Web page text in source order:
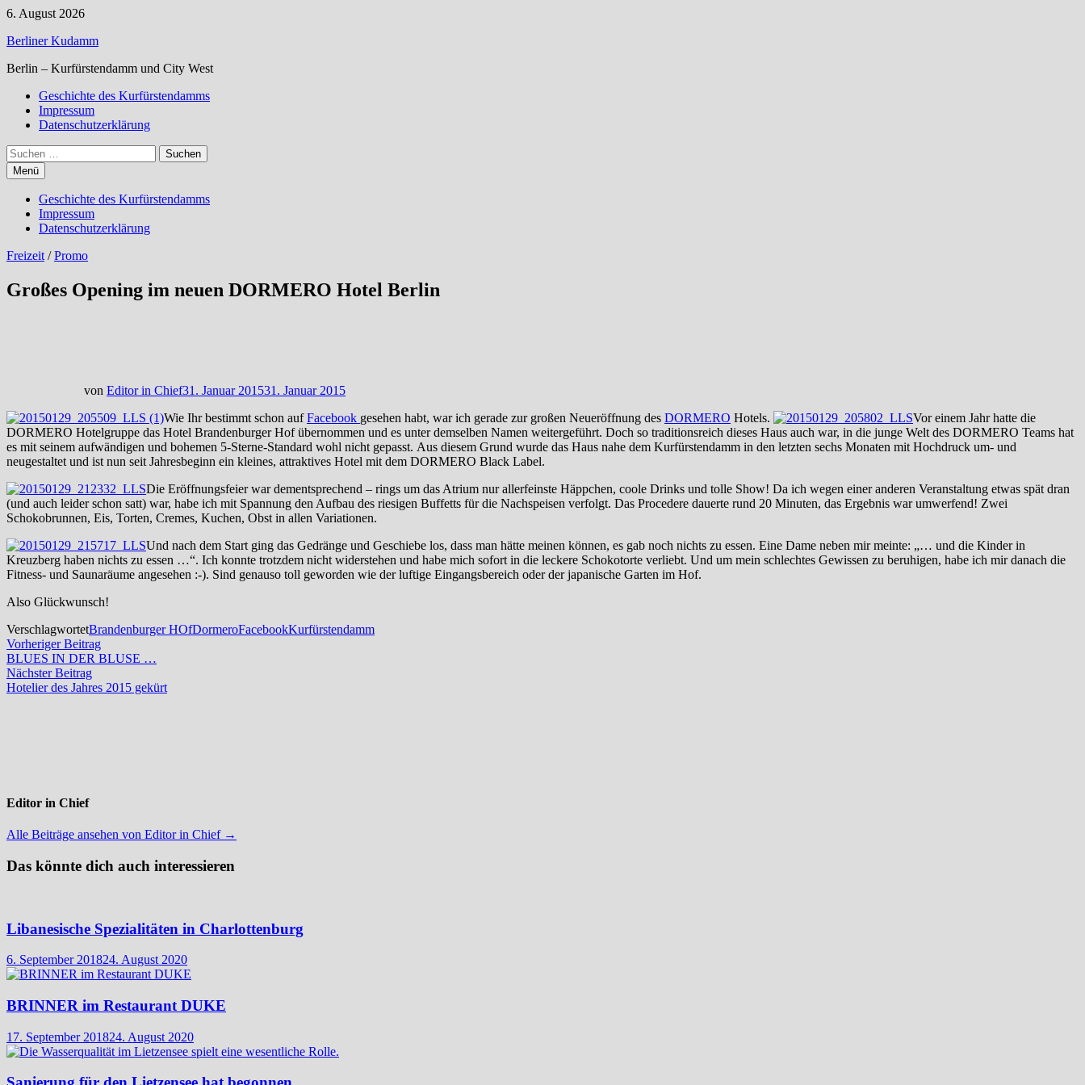
Zum
springen
6. August 2026
Berliner Kudamm
Berlin – Kurfürstendamm und City West
Geschichte des Kurfürstendamms
Impressum
Datenschutzerklärung
Suchen
nach:
Menü
Geschichte des Kurfürstendamms
Impressum
Datenschutzerklärung
Freizeit /Promo
Großes Opening im neuen DORMERO Hotel Berlin
von Editor in Chief31. Januar 201531. Januar 2015
Wie Ihr bestimmt schon aufFacebook gesehen habt, war ich gerade zur großen Neueröffnung des DORMERO Hotels.
Vor einem Jahr hatte die
DORMERO Hotelgruppe das Hotel Brandenburger Hof übernommen und es unter demselben Namen weitergeführt. Doch so traditionsreich dieses Haus auch war, in die junge Welt des DORMERO Teams hat
es mit seinem aufwändigen und bohemen 5-Sterne-Standard wohl nicht gepasst. Aus diesem Grund wurde das Haus nahe dem Kurfürstendamm in den letzten sechs Monaten mit Hochdruck um- und
neugestaltet und ist nun seit Jahresbeginn ein kleines, attraktives Hotel mit dem DORMERO Black Label.
Die Eröffnungsfeier war dementsprechend – rings um das Atrium nur allerfeinste Häppchen, coole Drinks und tolle Show! Da ich wegen einer anderen Veranstaltung etwas spät dran
(und auch leider schon satt) war, habe ich mit Spannung den Aufbau des riesigen Buffetts für die Nachspeisen verfolgt. Das Procedere dauerte rund 20 Minuten, das Ergebnis war umwerfend! Zwei
Schokobrunnen, Eis, Torten, Cremes, Kuchen, Obst in allen Variationen.
Und nach dem Start ging das Gedränge und Geschiebe los, dass man hätte meinen können, es gab noch nichts zu essen. Eine Dame neben mir meinte: „… und die Kinder in
Kreuzberg haben nichts zu essen …“. Ich konnte trotzdem nicht widerstehen und habe mich sofort in die leckere Schokotorte verliebt. Und um mein schlechtes Gewissen zu beruhigen, habe ich mir danach die
Fitness- und Saunaräume angesehen :-). Sind genauso toll geworden wie der luftige Eingangsbereich oder der japanische Garten im Hof.
Also Glückwunsch!
VerschlagwortetBrandenburger HOfDormeroFacebookKurfürstendamm
Beitragsnavigation
Vorheriger BeitragVorheriger
Beitrag:
BLUES IN DER BLUSE …
Nächster BeitragNächster
Beitrag:
Hotelier des Jahres 2015 gekürt
Editor in Chief
Alle Beiträge ansehen von Editor in Chief →
Das könnte dich auch interessieren
Libanesische Spezialitäten in Charlottenburg
6. September 201824. August 2020
BRINNER im Restaurant DUKE
17. September 201824. August 2020